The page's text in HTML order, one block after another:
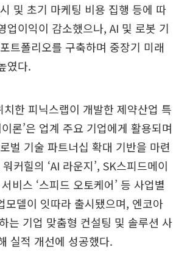
및 초기 마케팅 비용 집행 등에 따
업이익이 감소했으나, AI 및 로봇 기
트폴리오를 구축하며 중장기 미래
였다.
치한 피닉스랩이 개발한 제약산업 특
론’은 업계 주요 기업에게 활용되며
벌 기술 파트너십 확대 기반을 마련
커힐의 ‘AI 라운지’, SK스피드메이
비스 ‘스피드 오토케어’ 등 사업별
모델이 잇따라 출시됐으며, 엔코아
는 기업 맞춤형 컨설팅 및 솔루션 사
실적 개선에 성공했다.